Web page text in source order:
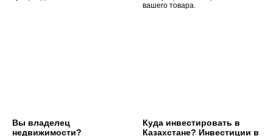
вашего товара.
Вы владелец
недвижимости?
Куда инвестировать в
Казахстане? Инвестиции в